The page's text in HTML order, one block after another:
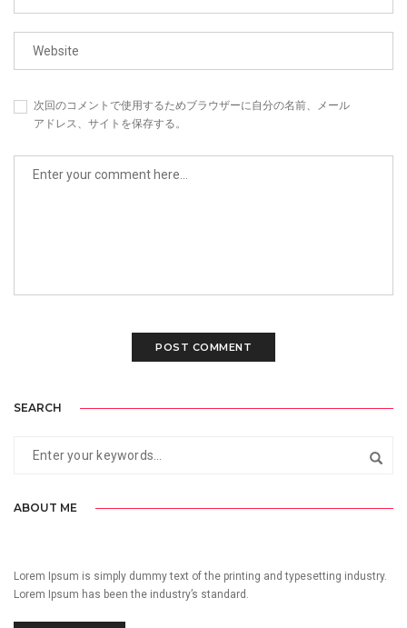
次回のコメントで使用するためブラウザーに自分の名前、メール
アドレス、サイトを保存する。
SEARCH
ABOUT ME
Lorem Ipsum is simply dummy text of the printing and typesetting industry.
Lorem Ipsum has been the industry’s standard.